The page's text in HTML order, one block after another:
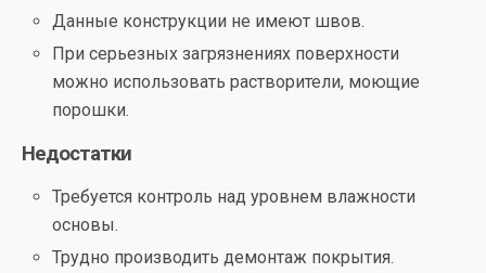
Данные конструкции не имеют швов.
При серьезных загрязнениях поверхности
можно использовать растворители, моющие
порошки.
Недостатки
Требуется контроль над уровнем влажности
основы.
Трудно производить демонтаж покрытия.